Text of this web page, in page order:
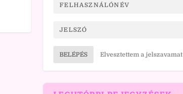
BELÉPÉS Elvesztettem a jelszavamat